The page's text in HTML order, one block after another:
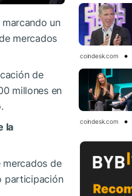
un
mercados
de
millones en
la
de
participación
coindesk.com
coindesk.com